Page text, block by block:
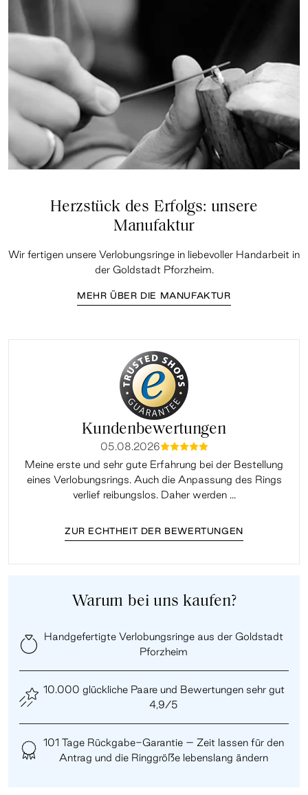
Herzstück des Erfolgs: unsere
Manufaktur
Wir fertigen unsere Verlobungsringe in liebevoller Handarbeit in
der Goldstadt Pforzheim.
MEHR ÜBER DIE MANUFAKTUR
Kundenbewertungen
05.08.2026mmmmm
Meine erste und sehr gute Erfahrung bei der Bestellung
eines Verlobungsrings. Auch die Anpassung des Rings
verlief reibungslos. Daher werden ...
ZUR ECHTHEIT DER BEWERTUNGEN
Warum bei uns kaufen?
Handgefertigte Verlobungsringe aus der Goldstadt
Pforzheim
10.000 glückliche Paare und Bewertungen sehr gut
4,9/5
101 Tage Rückgabe-Garantie – Zeit lassen für den
Antrag und die Ringgröße lebenslang ändern